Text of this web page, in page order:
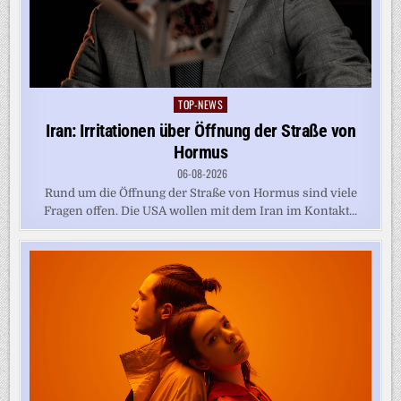
Posted
TOP-NEWS
Iran: Irritationen über Öffnung der Straße von
Hormus
06-08-2026
Rund um die Öffnung der Straße von Hormus sind viele
Fragen offen. Die USA wollen mit dem Iran im Kontakt...